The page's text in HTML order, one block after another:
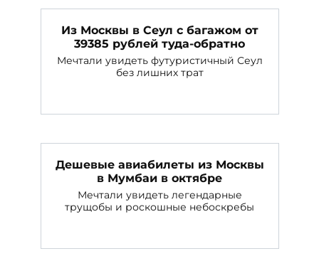
Из Москвы в Сеул с багажом от
39385 рублей туда-обратно
Мечтали увидеть футуристичный Сеул
без лишних трат
Дешевые авиабилеты из Москвы
в Мумбаи в октябре
Мечтали увидеть легендарные
трущобы и роскошные небоскребы